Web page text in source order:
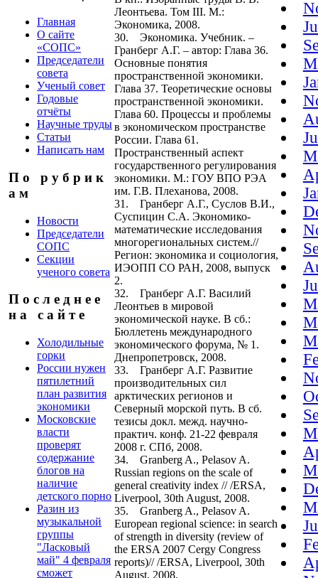
Главная
О сайте
«СОПС»
Председатели
совета
Ученый совет
Годовые
отчёты
Научные труды
Статьи
Написать нам
П о р у б р и к
а м
Новости
Председатели
СОПС
Секции
ученого совета
П о с л е д н е е
н а с а й т е
Холодильные
горки
России нужен
пятилетний
план развития
экономики
Московские
власти
проверят
содержание
блогов на
наличие
детского порно
Разин из
музыкальной
группы
"Ласковый
май" 4 февраля
сможет
Леонтьева. Том III. М.:
Экономика, 2008.
30. Экономика. Учебник. –
Гранберг А.Г. – автор: Глава 36.
Основные понятия
пространственной экономики.
Глава 37. Теоретические основы
пространственной экономики.
Глава 60. Процессы и проблемы
в экономическом пространстве
России. Глава 61.
Пространственный аспект
государственного регулирования
экономики. М.: ГОУ ВПО РЭА
им. Г.В. Плеханова, 2008.
31. Гранберг А.Г., Суслов В.И.,
Суспицин С.А. Экономико-
математические исследования
многорегиональных систем.//
Регион: экономика и социология,
ИЭОПП СО РАН, 2008, выпуск
2.
32. Гранберг А.Г. Василий
Леонтьев в мировой
экономической науке. В сб.:
Бюллетень международного
экономического форума, № 1.
Днепропетровск, 2008.
33. Гранберг А.Г. Развитие
производительных сил
арктических регионов и
Северный морской путь. В сб.
тезисы докл. межд. научно-
практич. конф. 21-22 февраля
2008 г. СПб, 2008.
34. Granberg A., Pelasov A.
Russian regions on the scale of
general creativity index // /ERSA,
Liverpool, 30th August, 2008.
35. Granberg A., Pelasov A.
European regional science: in search
of strength in diversity (review of
the ERSA 2007 Cergy Congress
reports)// /ERSA, Liverpool, 30th
August, 2008.